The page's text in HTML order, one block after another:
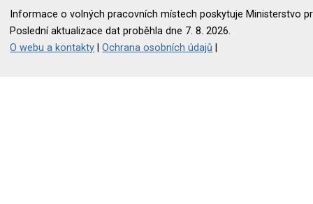
Informace o volných pracovních místech poskytuje Ministerstvo
Poslední aktualizace dat proběhla dne 7. 8. 2026.
O webu a kontakty |Ochrana osobních údajů